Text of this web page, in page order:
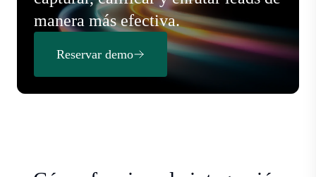
manera más efectiva.
Reservar demo